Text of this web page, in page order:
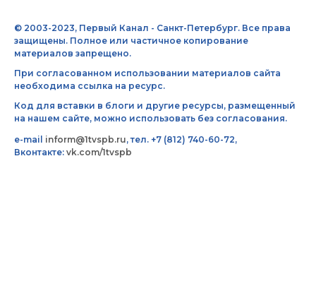
© 2003-2023, Первый Канал - Санкт-Петербург. Все права
защищены. Полное или частичное копирование
материалов запрещено.
При согласованном использовании материалов сайта
необходима ссылка на ресурс.
Код для вставки в блоги и другие ресурсы, размещенный
на нашем сайте, можно использовать без согласования.
e-mail inform@1tvspb.ru, тел. +7 (812) 740-60-72,
Вконтакте: vk.com/1tvspb